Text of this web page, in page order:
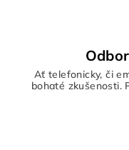
Ať telefonicky, či
bohaté zkušenosti.